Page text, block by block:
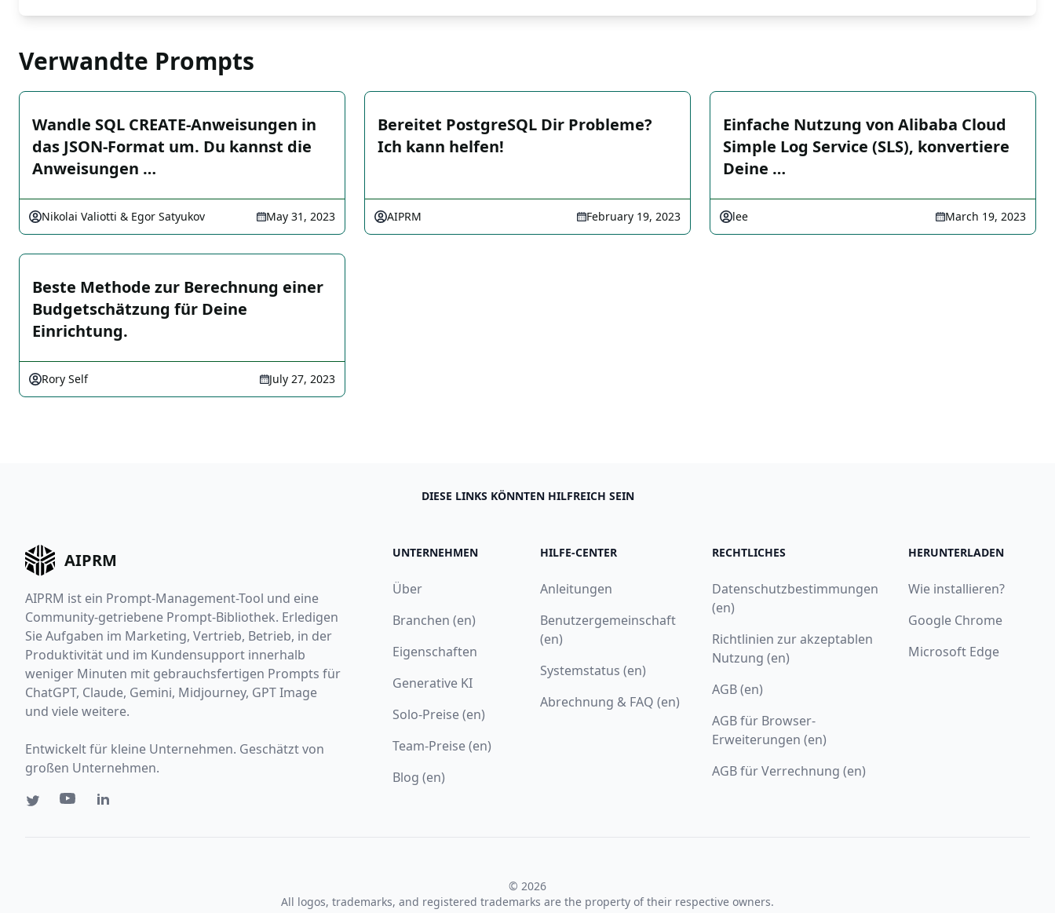
Verwandte Prompts
Wandle SQL CREATE-Anweisungen in
das JSON-Format um. Du kannst die
Anweisungen …
Nikolai Valiotti & Egor Satyukov May 31, 2023
Bereitet PostgreSQL Dir Probleme?
Ich kann helfen!
AIPRM February 19, 2023
Einfache Nutzung von Alibaba Cloud
Simple Log Service (SLS), konvertiere
Deine …
lee March 19, 2023
Beste Methode zur Berechnung einer
Budgetschätzung für Deine
Einrichtung.
Rory Self July 27, 2023
DIESE LINKS KÖNNTEN HILFREICH SEIN
AIPRM
AIPRM ist ein Prompt-Management-Tool und eine
Community-getriebene Prompt-Bibliothek. Erledigen
Sie Aufgaben im Marketing, Vertrieb, Betrieb, in der
Produktivität und im Kundensupport innerhalb
weniger Minuten mit gebrauchsfertigen Prompts für
ChatGPT, Claude, Gemini, Midjourney, GPT Image
und viele weitere.
Entwickelt für kleine Unternehmen. Geschätzt von
großen Unternehmen.
UNTERNEHMEN
Über
Branchen (en)
Eigenschaften
Generative KI
Solo-Preise (en)
Team-Preise (en)
Blog (en)
HILFE-CENTER
Anleitungen
Benutzergemeinschaft
(en)
Systemstatus (en)
Abrechnung & FAQ (en)
RECHTLICHES
Datenschutzbestimmungen
(en)
Richtlinien zur akzeptablen
Nutzung (en)
AGB (en)
AGB für Browser-
Erweiterungen (en)
AGB für Verrechnung (en)
HERUNTERLADEN
Wie installieren?
Google Chrome
Microsoft Edge
© 2026
All logos, trademarks, and registered trademarks are the property of their respective owners.